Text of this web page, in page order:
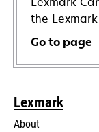
the
Go to page
Lexmark
About